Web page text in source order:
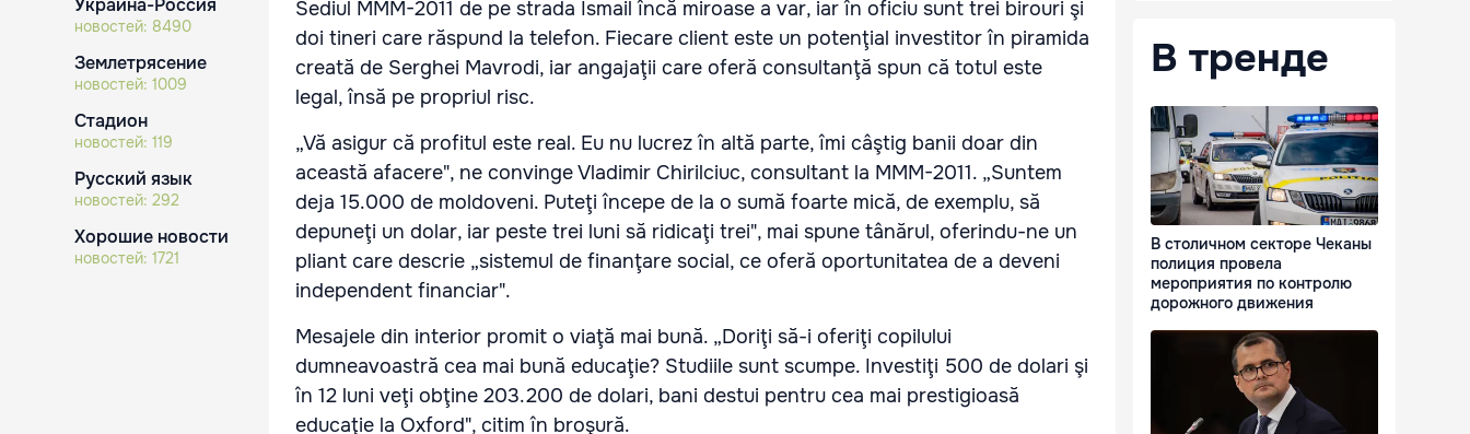
Украина-Россия
новостей: 8490
Землетрясение
новостей: 1009
Стадион
новостей: 119
Русский язык
новостей: 292
Хорошие новости
новостей: 1721
Sediul MMM-2011 de pe strada Ismail încă miroase a var, iar în oficiu sunt trei birouri şi
doi tineri care răspund la telefon. Fiecare client este un potenţial investitor în piramida
creată de Serghei Mavrodi, iar angajaţii care oferă consultanţă spun că totul este
legal, însă pe propriul risc.
„Vă asigur că profitul este real. Eu nu lucrez în altă parte, îmi câştig banii doar din
această afacere", ne convinge Vladimir Chirilciuc, consultant la MMM-2011. „Suntem
deja 15.000 de moldoveni. Puteţi începe de la o sumă foarte mică, de exemplu, să
depuneţi un dolar, iar peste trei luni să ridicaţi trei", mai spune tânărul, oferindu-ne un
pliant care descrie „sistemul de finanţare social, ce oferă oportunitatea de a deveni
independent financiar".
Mesajele din interior promit o viaţă mai bună. „Doriţi să-i oferiţi copilului
dumneavoastră cea mai bună educaţie? Studiile sunt scumpe. Investiţi 500 de dolari şi
în 12 luni veţi obţine 203.200 de dolari, bani destui pentru cea mai prestigioasă
educaţie la Oxford", citim în broşură.
В тренде
В столичном секторе Чеканы
полиция провела
мероприятия по контролю
дорожного движения